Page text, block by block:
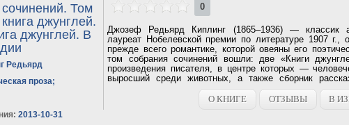
Том
джунглей.
джунглей. В
Редьярд
проза;
2013-10-31
0
Джозеф Редьярд Киплинг (1865–1936) — классик
лауреат Нобелевской премии по литературе 1907 г.,
прежде всего романтике, которой овеяны его
том собрания сочинений вошли: две «Книги
произведения писателя, в центре которых —
выросший среди животных, а также сборник
О КНИГЕ
ОТЗЫВЫ В